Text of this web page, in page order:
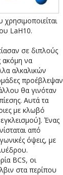
LaH10.
σε διπλούς
ακόμη να
αλκαλικών
προέβλεψαν
θα γινόταν
Αυτά τα
με κλωβό
Ένας
από
όψεις, με
BCS, οι
στα περίπου